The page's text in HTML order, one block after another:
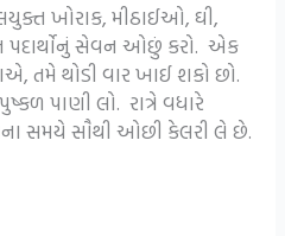
ખોરાક, મીઠાઈઓ, ઘી,
સેવન ઓછું કરો. એક
તમે થોડી વાર ખાઈ શકો છો.
પાણી લો. રાત્રે વધારે
સમયે સૌથી ઓછી કેલરી લે છે.